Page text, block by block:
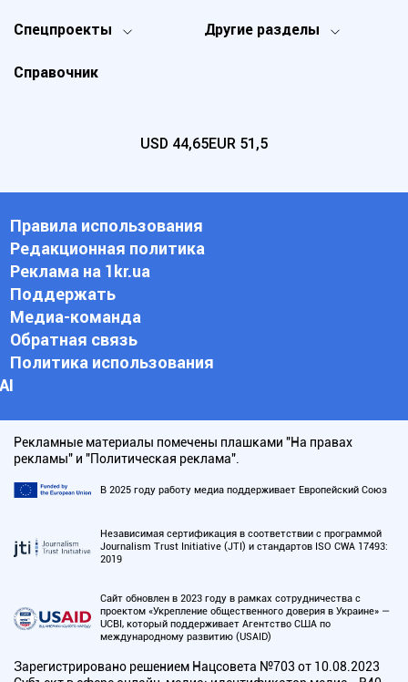
Спецпроекты Другие разделы
Справочник
USD 44,65EUR 51,5
Правила использования
Редакционная политика
Реклама на 1kr.ua
Поддержать
Медиа-команда
Обратная связь
Политика использования
АI
Рекламные материалы помечены плашками "На правах
рекламы" и "Политическая реклама".
В 2025 году работу медиа поддерживает Европейский Союз
Независимая сертификация в соответствии с программой
Journalism Trust Initiative (JTI) и стандартов ISO CWA 17493:
2019
Сайт обновлен в 2023 году в рамках сотрудничества с
проектом «Укрепление общественного доверия в Украине» —
UCBI, который поддерживает Агентство США по
международному развитию (USAID)
Зарегистрировано решением Нацсовета №703 от 10.08.2023